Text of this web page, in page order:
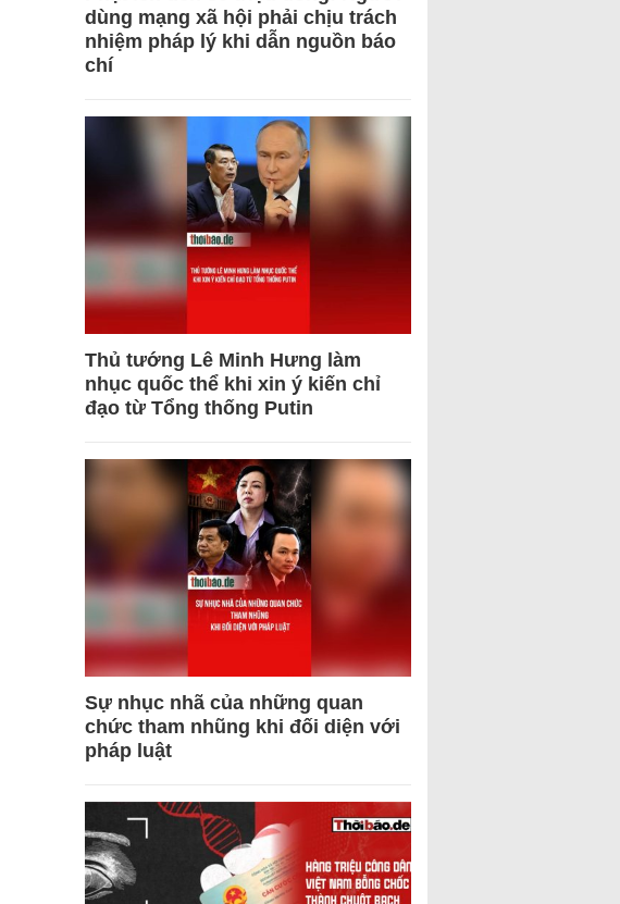
dùng mạng xã hội phải chịu trách
nhiệm pháp lý khi dẫn nguồn báo
chí
Thủ tướng Lê Minh Hưng làm
nhục quốc thể khi xin ý kiến chỉ
đạo từ Tổng thống Putin
Sự nhục nhã của những quan
chức tham nhũng khi đối diện với
pháp luật